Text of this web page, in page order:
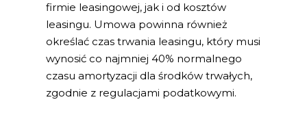
firmie leasingowej, jak i od kosztów
leasingu. Umowa powinna również
określać czas trwania leasingu, który musi
wynosić co najmniej 40% normalnego
czasu amortyzacji dla środków trwałych,
zgodnie z regulacjami podatkowymi.